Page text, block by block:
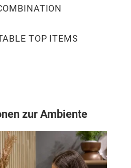
TOP ITEMS
zur Ambiente